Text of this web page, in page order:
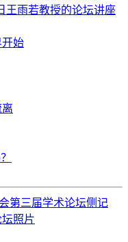
王雨若教授的论坛讲座
始